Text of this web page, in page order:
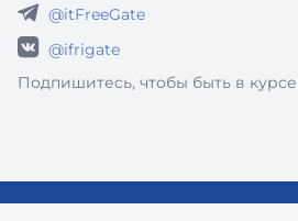
@itFreeGate
@ifrigate
Подпишитесь, чтобы быть в